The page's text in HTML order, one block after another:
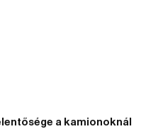
a kamionoknál